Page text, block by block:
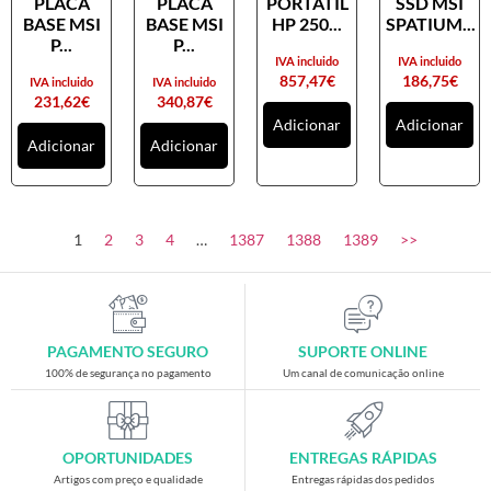
Placas gráficas
SAIS
Ventoínhas
Computadores
All-in-One
Gaming
Acessórios gaming
Cadeiras gaming
Merchandising
BASE MSI
P...
231,62€
IVA incluido
Adicionar
BASE MSI
P...
340,87€
IVA incluido
Adicionar
HP 250...
857,47€
IVA incluido
Adicionar
SPATIUM...
186,75€
IVA incluido
Adicionar
1 2 3 4 … 1387 1388 1389 >>
PAGAMENTO SEGURO
100% de segurança no pagamento
SUPORTE ONLINE
Um canal de comunicação online
OPORTUNIDADES
Artigos com preço e qualidade
ENTREGAS RÁPIDAS
Entregas rápidas dos pedidos